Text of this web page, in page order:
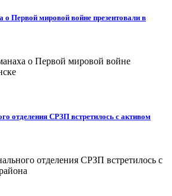
Первой мировой войне презентовали в
отделения СРЗП встретилось с активом